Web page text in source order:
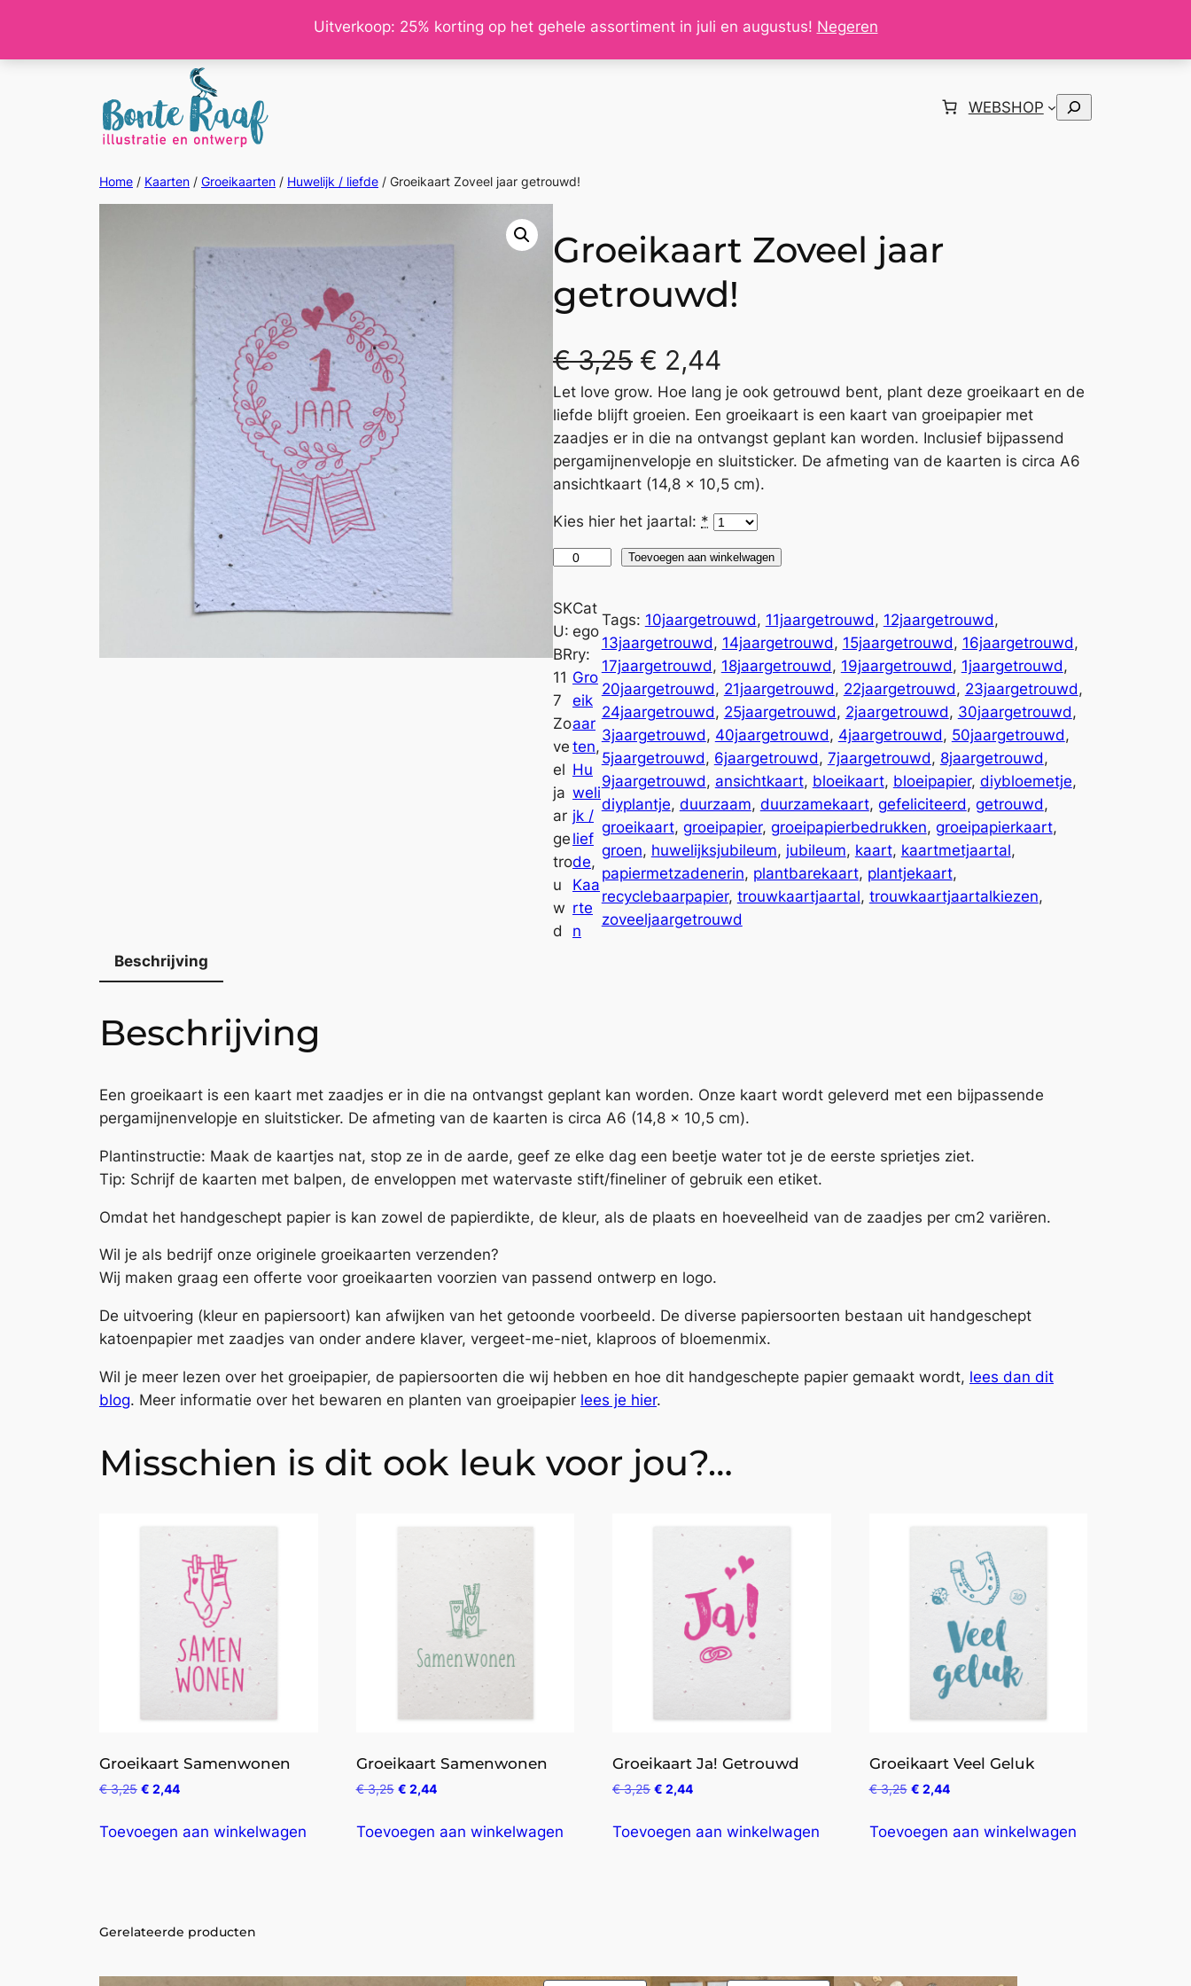
Uitverkoop: 25% korting op het gehele assortiment in juli en augustus! Negeren
de
WEBSHOP
Zoeken
Home / Kaarten / Groeikaarten / Huwelijk / liefde / Groeikaart Zoveel jaar getrouwd!
Groeikaart Zoveel jaar
getrouwd!
€3,25 € 2,44
Let love grow. Hoe lang je ook getrouwd bent, plant deze groeikaart en de
liefde blijft groeien. Een groeikaart is een kaart van groeipapier met
zaadjes er in die na ontvangst geplant kan worden. Inclusief bijpassend
pergamijnenvelopje en sluitsticker. De afmeting van de kaarten is circa A6
ansichtkaart (14,8 x 10,5 cm).
Kies hier het jaartal: *
o
e
i
k
a
a
r
t
Z
o
v
e
e
l
j
r
o
w
d
a
n
a
l
Toevoegen aan winkelwagen
l
t
r
n
a
t
i
v
SK
U:
BR
11
7
Zo
ve
el
ja
ar
ge
tro
u
w
d
Cat
ego
ry:
Gro
eik
aar
ten ,
Hu
weli
jk /
lief
de
Kaa
rte
n
Tags: 10jaargetrouwd , 11jaargetrouwd , 12jaargetrouwd
13jaargetrouwd , 14jaargetrouwd , 15jaargetrouwd , 16jaargetrouwd
17jaargetrouwd , 18jaargetrouwd , 19jaargetrouwd , 1jaargetrouwd
20jaargetrouwd , 21jaargetrouwd , 22jaargetrouwd , 23jaargetrouwd
24jaargetrouwd , 25jaargetrouwd , 2jaargetrouwd , 30jaargetrouwd
3jaargetrouwd , 40jaargetrouwd , 4jaargetrouwd , 50jaargetrouwd
5jaargetrouwd , 6jaargetrouwd , 7jaargetrouwd , 8jaargetrouwd
9jaargetrouwd , ansichtkaart, bloeikaart, bloeipapier, diybloemetje
diyplantje, duurzaam, duurzamekaart, gefeliciteerd , getrouwd
groeikaart, groeipapier, groeipapierbedrukken, groeipapierkaart
groen, huwelijksjubileum, jubileum, kaart, kaartmetjaartal
papiermetzadenerin, plantbarekaart, plantjekaart
recyclebaarpapier, trouwkaartjaartal, trouwkaartjaartalkiezen
zoveeljaargetrouwd
Beschrijving
Beschrijving
Een groeikaart is een kaart met zaadjes er in die na ontvangst geplant kan worden. Onze kaart wordt geleverd met een bijpassende
pergamijnenvelopje en sluitsticker. De afmeting van de kaarten is circa A6 (14,8 x 10,5 cm).
Plantinstructie: Maak de kaartjes nat, stop ze in de aarde, geef ze elke dag een beetje water tot je de eerste sprietjes ziet.
Tip: Schrijf de kaarten met balpen, de enveloppen met watervaste stift/fineliner of gebruik een etiket.
Omdat het handgeschept papier is kan zowel de papierdikte, de kleur, als de plaats en hoeveelheid van de zaadjes per cm2 variëren.
Wil je als bedrijf onze originele groeikaarten verzenden?
Wij maken graag een offerte voor groeikaarten voorzien van passend ontwerp en logo.
De uitvoering (kleur en papiersoort) kan afwijken van het getoonde voorbeeld. De diverse papiersoorten bestaan uit handgeschept
katoenpapier met zaadjes van onder andere klaver, vergeet-me-niet, klaproos of bloemenmix.
Wil je meer lezen over het groeipapier, de papiersoorten die wij hebben en hoe dit handgeschepte papier gemaakt wordt, lees dan dit
blog. Meer informatie over het bewaren en planten van groeipapier lees je hier.
Misschien is dit ook leuk voor jou?…
Groeikaart Samenwonen
€3,25 € 2,44
Toevoegen aan winkelwagen
Groeikaart Samenwonen
€3,25 € 2,44
Toevoegen aan winkelwagen
Groeikaart Ja! Getrouwd
€3,25 € 2,44
Toevoegen aan winkelwagen
Groeikaart Veel Geluk
€3,25 € 2,44
Toevoegen aan winkelwagen
Gerelateerde producten